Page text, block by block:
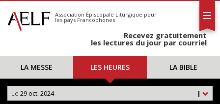
S'abonner
Calendrier
Association Épiscopale Liturgique pour
les pays Francophones
Recevez gratuitement
les lectures du jour par courriel
LA MESSE LES HEURES LA BIBLE
|
Le 29 oct. 2024